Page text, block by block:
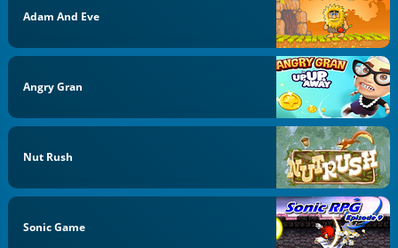
Adam And Eve
Angry Gran
Nut Rush
Sonic Game